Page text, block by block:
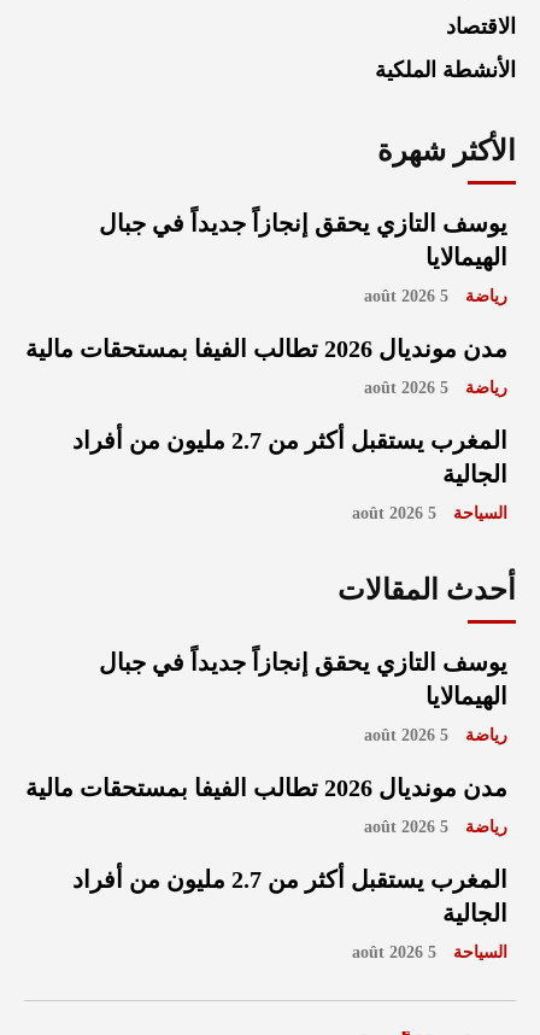
الاقتصاد
الأنشطة الملكية
الأكثر شهرة
يوسف التازي يحقق إنجازاً جديداً في جبال
الهيمالايا
رياضة 5 août 2026
مدن مونديال 2026 تطالب الفيفا بمستحقات مالية
رياضة 5 août 2026
المغرب يستقبل أكثر من 2.7 مليون من أفراد
الجالية
السياحة 5 août 2026
أحدث المقالات
يوسف التازي يحقق إنجازاً جديداً في جبال
الهيمالايا
رياضة 5 août 2026
مدن مونديال 2026 تطالب الفيفا بمستحقات مالية
رياضة 5 août 2026
المغرب يستقبل أكثر من 2.7 مليون من أفراد
الجالية
السياحة 5 août 2026